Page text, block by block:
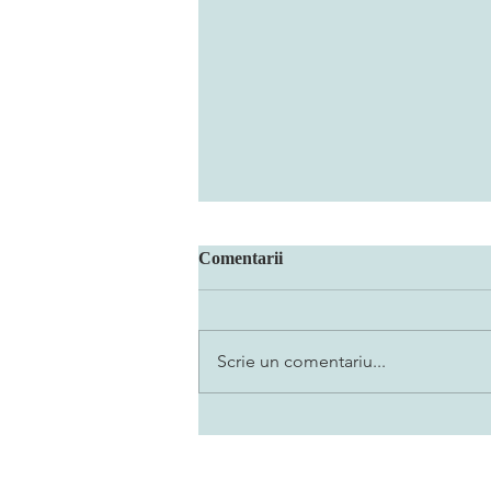
N-au ei cer cât ai tu zbor
Comentarii
Scrie un comentariu...